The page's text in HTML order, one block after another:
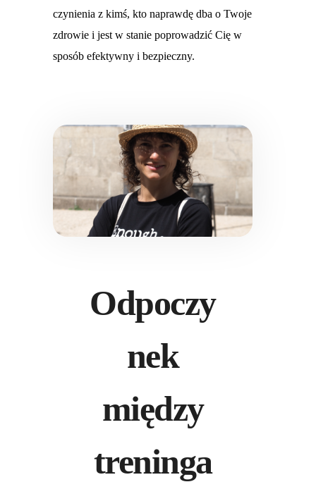
czynienia z kimś, kto naprawdę dba o Twoje
zdrowie i jest w stanie poprowadzić Cię w
sposób efektywny i bezpieczny.
Odpoczy
nek
między
treninga